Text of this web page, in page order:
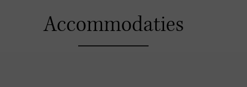
Accommodaties